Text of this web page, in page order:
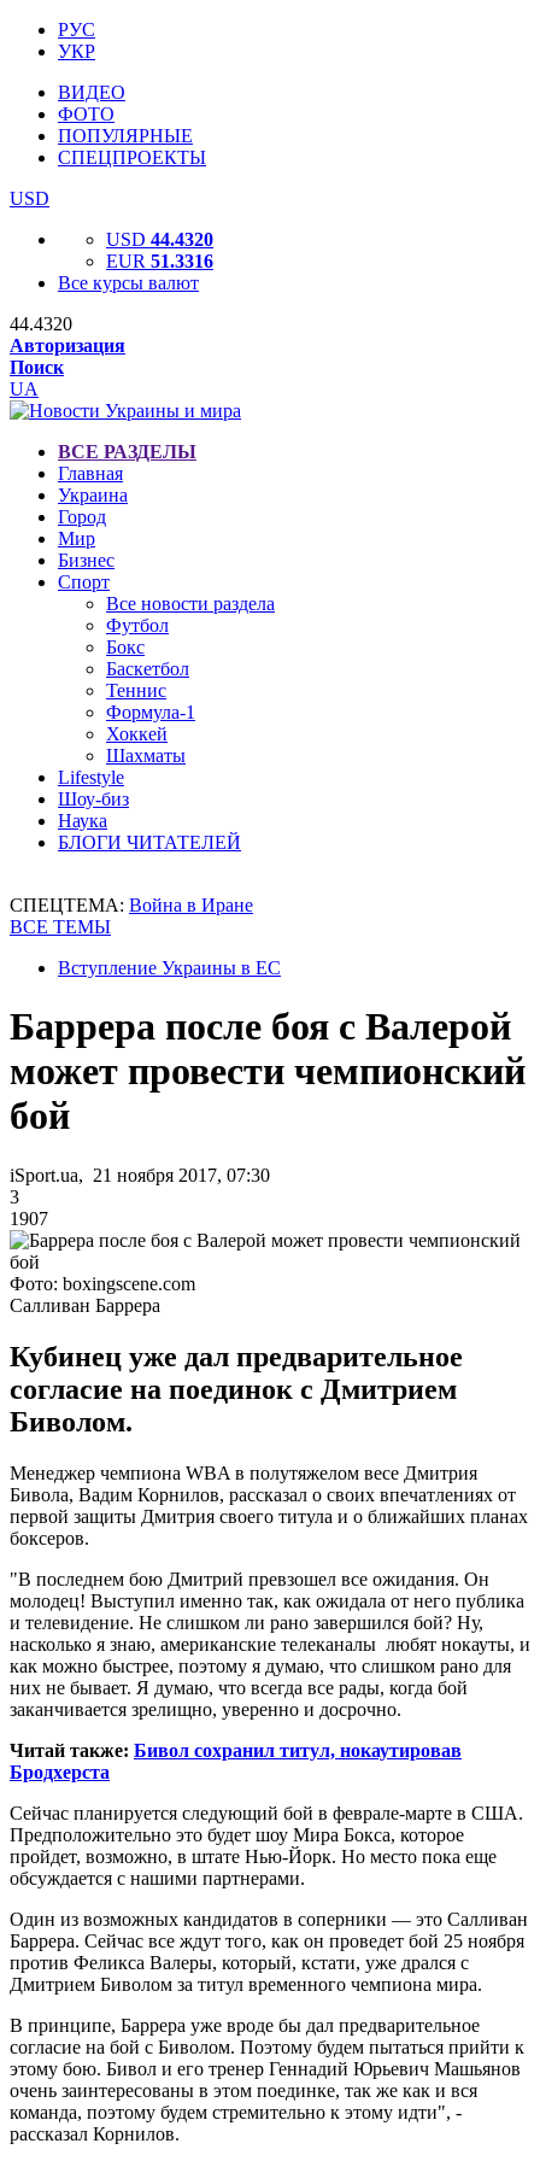
РУС
УКР
ВИДЕО
ФОТО
ПОПУЛЯРНЫЕ
СПЕЦПРОЕКТЫ
USD
USD 44.4320
EUR 51.3316
Все курсы валют
44.4320
Авторизация
Поиск
UA
ВСЕ РАЗДЕЛЫ
Главная
Украина
Город
Мир
Бизнес
Спорт
Все новости раздела
Футбол
Бокс
Баскетбол
Теннис
Формула-1
Хоккей
Шахматы
Lifestyle
Шоу-биз
Наука
БЛОГИ ЧИТАТЕЛЕЙ
СПЕЦТЕМА: Война в Иране
ВСЕ ТЕМЫ
Вступление Украины в ЕС
Баррера после боя с Валерой
может провести чемпионский
бой
iSport.ua, 21 ноября 2017, 07:30
3
1907
Фото: boxingscene.com
Салливан Баррера
Кубинец уже дал предварительное
согласие на поединок с Дмитрием
Биволом.
Менеджер чемпиона WBA в полутяжелом весе Дмитрия
Бивола, Вадим Корнилов, рассказал о своих впечатлениях от
первой защиты Дмитрия своего титула и о ближайших планах
боксеров.
"В последнем бою Дмитрий превзошел все ожидания. Он
молодец! Выступил именно так, как ожидала от него публика
и телевидение. Не слишком ли рано завершился бой? Ну,
насколько я знаю, американские телеканалы любят нокауты, и
как можно быстрее, поэтому я думаю, что слишком рано для
них не бывает. Я думаю, что всегда все рады, когда бой
заканчивается зрелищно, уверенно и досрочно.
Читай также: Бивол сохранил титул, нокаутировав
Бродхерста
Сейчас планируется следующий бой в феврале-марте в США.
Предположительно это будет шоу Мира Бокса, которое
пройдет, возможно, в штате Нью-Йорк. Но место пока еще
обсуждается с нашими партнерами.
Один из возможных кандидатов в соперники — это Салливан
Баррера. Сейчас все ждут того, как он проведет бой 25 ноября
против Феликса Валеры, который, кстати, уже дрался с
Дмитрием Биволом за титул временного чемпиона мира.
В принципе, Баррера уже вроде бы дал предварительное
согласие на бой с Биволом. Поэтому будем пытаться прийти к
этому бою. Бивол и его тренер Геннадий Юрьевич Машьянов
очень заинтересованы в этом поединке, так же как и вся
команда, поэтому будем стремительно к этому идти", -
рассказал Корнилов.